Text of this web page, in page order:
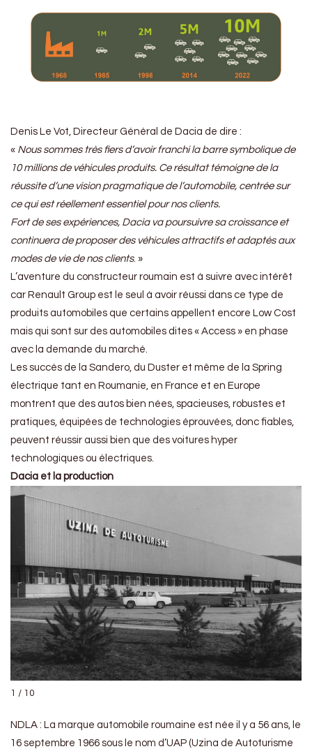
Denis Le Vot, Directeur Général de Dacia de dire :
« Nous sommes très fiers d’avoir franchi la barre symbolique de
10 millions de véhicules produits. Ce résultat témoigne de la
réussite d’une vision pragmatique de l’automobile, centrée sur
ce qui est réellement essentiel pour nos clients.
Fort de ses expériences, Dacia va poursuivre sa croissance et
continuera de proposer des véhicules attractifs et adaptés aux
modes de vie de nos clients. »
L’aventure du constructeur roumain est à suivre avec intérêt
car Renault Group est le seul à avoir réussi dans ce type de
produits automobiles que certains appellent encore Low Cost
mais qui sont sur des automobiles dites « Access » en phase
avec la demande du marché.
Les succès de la Sandero, du Duster et même de la Spring
électrique tant en Roumanie, en France et en Europe
montrent que des autos bien nées, spacieuses, robustes et
pratiques, équipées de technologies éprouvées, donc fiables,
peuvent réussir aussi bien que des voitures hyper
technologiques ou électriques.
Dacia et la production
1 / 10
NDLA : La marque automobile roumaine est née il y a 56 ans, le
16 septembre 1966 sous le nom d’UAP (Uzina de Autoturisme